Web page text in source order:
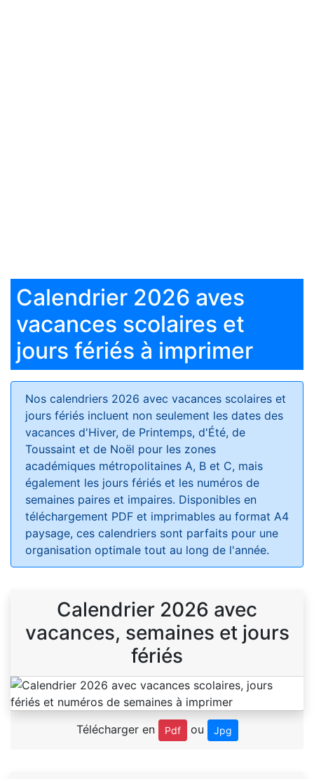
Calendrier 2026 aves
vacances scolaires et
jours fériés à imprimer
Nos calendriers 2026 avec vacances scolaires et
jours fériés incluent non seulement les dates des
vacances d'Hiver, de Printemps, d'Été, de
Toussaint et de Noël pour les zones
académiques métropolitaines A, B et C, mais
également les jours fériés et les numéros de
semaines paires et impaires. Disponibles en
téléchargement PDF et imprimables au format A4
paysage, ces calendriers sont parfaits pour une
organisation optimale tout au long de l'année.
Calendrier 2026 avec
vacances, semaines et jours
fériés
Télécharger en Pdf ou Jpg